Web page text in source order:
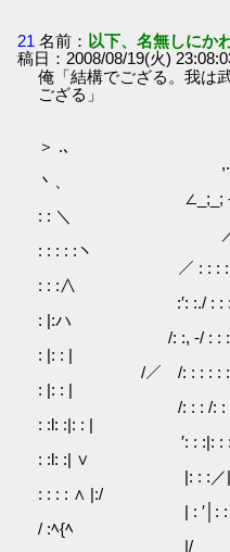
21 名前： 以下、名無しにか
稿日：2008/08/19(火)
俺「結構でござる。我は
ござる」
＼: ;_こ二
＞ .､
,. :＜￣: : : : : :
丶、
∠_;_; -／: : : : : :
: : ＼
／: : : : : : :/: : :
: : : : :ヽ
／ : : : : : : : /: : ⌒
: : :∧
:′: :./ : : : : / : ／
: |:ハ
/: :, -/ : : : : /: :/
: |: : |
/／ /: : : : : :|: /ｨ7⌒
: |: : |
/: : : /: : :ⅥV｢7f
: :l: :|: : |
′: : :|: : : : :}
: :l: :| ∨
|: : :／|: : : :
: : : : ∧ |:/
| : ′│: : : ﾉ : . :
/ :ﾍ{ﾍ
|/ |: : : : ヽ: .